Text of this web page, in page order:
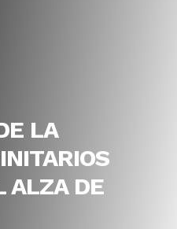
LA
ALZA DE